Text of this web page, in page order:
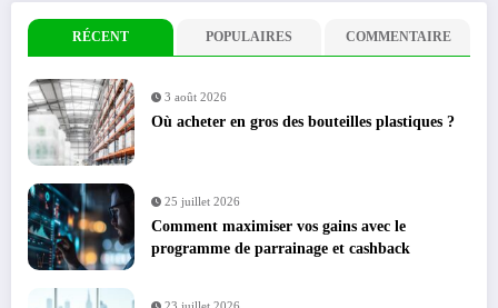
RÉCENT POPULAIRES COMMENTAIRE
3 août 2026
Où acheter en gros des bouteilles plastiques ?
25 juillet 2026
Comment maximiser vos gains avec le
programme de parrainage et cashback